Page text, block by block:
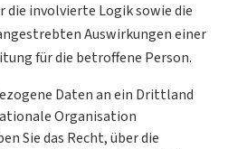
involvierte Logik sowie die
Auswirkungen einer
für die betroffene Person.
Daten an ein Drittland
Organisation
Sie das Recht, über die